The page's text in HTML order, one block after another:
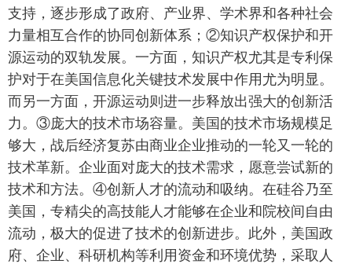
支持，逐步形成了政府、产业界、学术界和各种社会
力量相互合作的协同创新体系；②知识产权保护和开
源运动的双轨发展。一方面，知识产权尤其是专利保
护对于在美国信息化关键技术发展中作用尤为明显。
而另一方面，开源运动则进一步释放出强大的创新活
力。③庞大的技术市场容量。美国的技术市场规模足
够大，战后经济复苏由商业企业推动的一轮又一轮的
技术革新。企业面对庞大的技术需求，愿意尝试新的
技术和方法。④创新人才的流动和吸纳。在硅谷乃至
美国，专精尖的高技能人才能够在企业和院校间自由
流动，极大的促进了技术的创新进步。此外，美国政
府、企业、科研机构等利用资金和环境优势，采取人